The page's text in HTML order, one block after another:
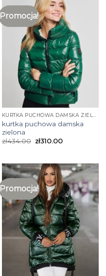
Promocja!
KURTKA PUCHOWA DAMSKA ZIELONA
kurtka puchowa damska
zielona
zł434.00 zł310.00
Promocja!